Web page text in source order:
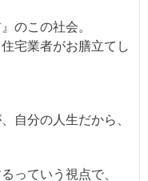
のこの社会。
宅業者がお膳立てし
自分の人生だから、
っていう視点で、